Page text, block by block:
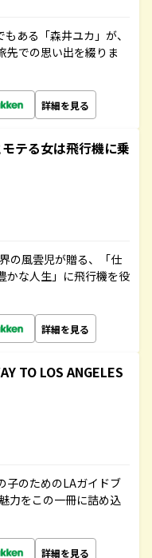
ある「森井ユカ」が、
先での思い出を綴りま
詳細を見る
テる女は飛行機に乗
の風雲児が贈る、「仕
かな人生」に飛行機を役
詳細を見る
TO LOS ANGELES
子のためのLAガイドブ
力をこの一冊に詰め込
詳細を見る